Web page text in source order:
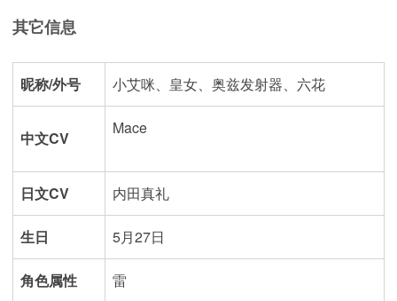
其它信息
昵称/外号 小艾咪、皇女、奥兹发射器、 六花
中文CV
Mace
日文CV 内田真礼
生日 5月27日
角色属性 雷